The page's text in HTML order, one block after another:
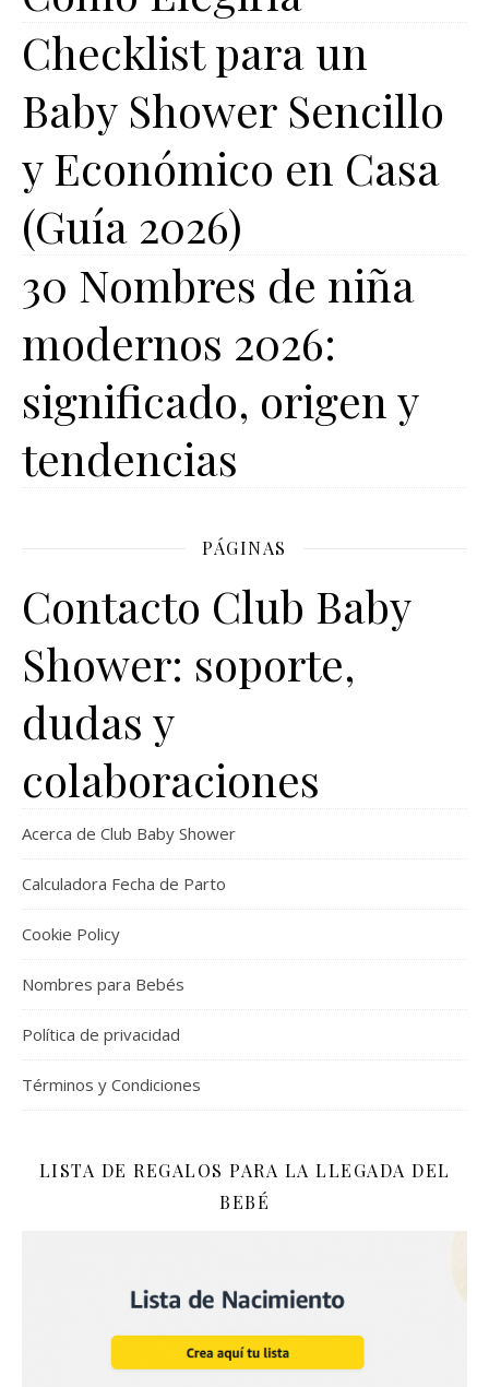
Checklist para un
Baby Shower Sencillo
y Económico en Casa
(Guía 2026)
30 Nombres de niña
modernos 2026:
significado, origen y
tendencias
PÁGINAS
Contacto Club Baby
Shower: soporte,
dudas y
colaboraciones
Acerca de Club Baby Shower
Calculadora Fecha de Parto
Cookie Policy
Nombres para Bebés
Política de privacidad
Términos y Condiciones
LISTA DE REGALOS PARA LA LLEGADA DEL
BEBÉ